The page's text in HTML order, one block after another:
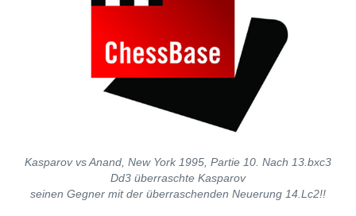
Kasparov vs Anand, New York 1995, Partie 10. Nach 13.bxc3
Dd3 überraschte Kasparov
seinen Gegner mit der überraschenden Neuerung 14.Lc2!!